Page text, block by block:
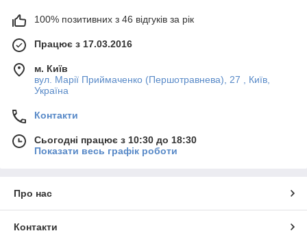
100% позитивних з 46 відгуків за рік
Працює з 17.03.2016
м. Київ
вул. Марії Приймаченко (Першотравнева), 27 , Київ,
Україна
Контакти
Сьогодні працює з 10:30 до 18:30
Показати весь графік роботи
Про нас
Контакти